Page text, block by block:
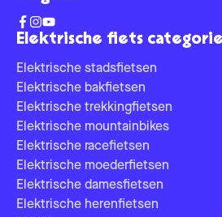
Elektrische fiets
Elektrische stadsfietsen
Elektrische bakfietsen
Elektrische trekkingfietsen
Elektrische mountainbikes
Elektrische racefietsen
Elektrische moederfietsen
Elektrische damesfietsen
Elektrische herenfietsen